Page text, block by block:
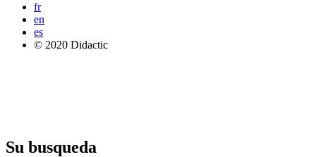
fr
en
es
© 2020 Didactic
Su busqueda